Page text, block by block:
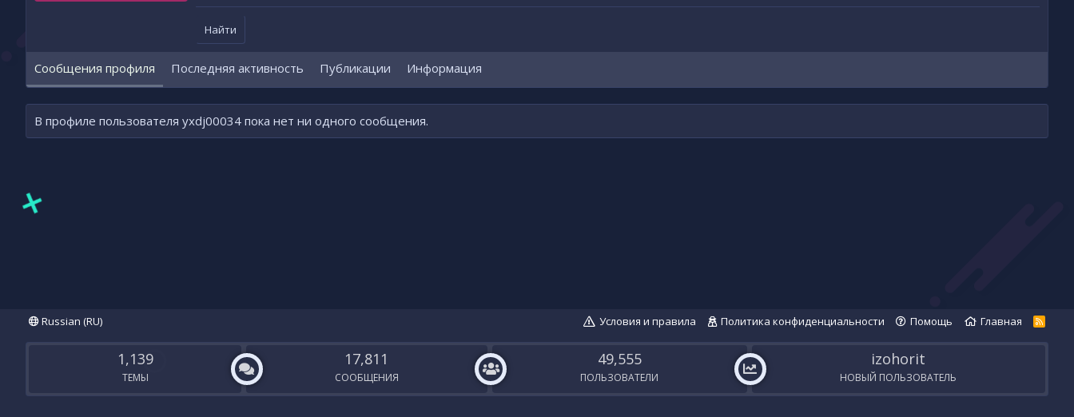
Найти
Сообщения профиля Последняя активность Публикации Информация
В профиле пользователя yxdj00034 пока нет ни одного сообщения.
Russian (RU) Условия и правила Политика конфиденциальности Помощь Главная
R
S
1,139
ТЕМЫ
17,811
СООБЩЕНИЯ
49,555
ПОЛЬЗОВАТЕЛИ
izohorit
НОВЫЙ ПОЛЬЗОВАТЕЛЬ